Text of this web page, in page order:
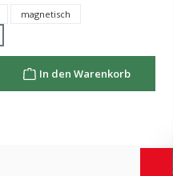
magnetisch
In den Warenkorb